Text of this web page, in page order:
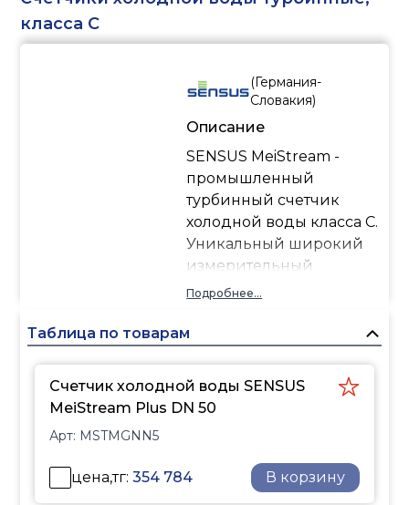
класса C
(Германия-
Словакия)
Описание
SENSUS MeiStream -
промышленный
турбинный счетчик
холодной воды класса C.
Уникальный широкий
измерительный
диапазонR ≤ 315.
при высоких расходах.
малых расходах.
Подробнее...
Таблица по товарам
Счетчик холодной воды SENSUS
MeiStream Plus DN 50
Арт: MSTMGNN5
цена,тг:354 784 В корзину